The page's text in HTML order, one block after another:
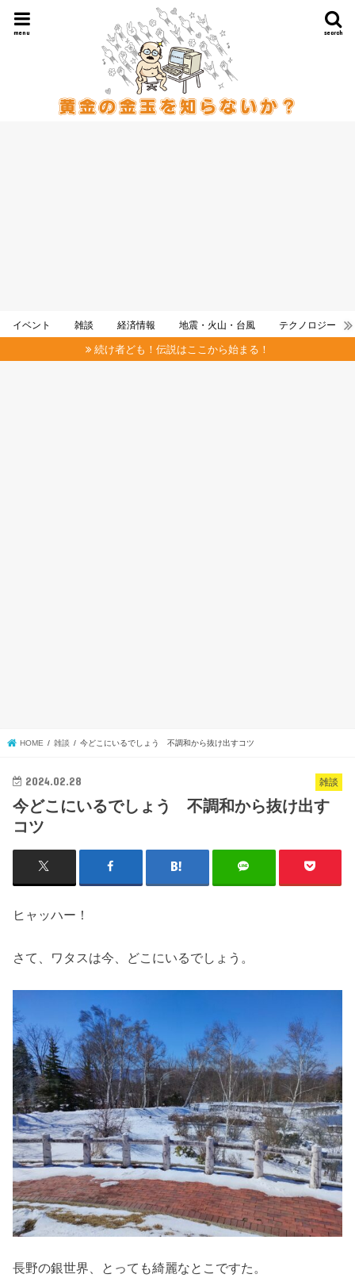
search
menu
イベント 雑談 経済情報 地震・火山・台風 テクノロジー
続け者ども！伝説はここから始まる！
HOME 雑談 今どこにいるでしょう 不調和から抜け出すコツ
雑談
2024.02.28
今どこにいるでしょう 不調和から抜け出す
コツ
ヒャッハー！
さて、ワタスは今、どこにいるでしょう。
長野の銀世界、とっても綺麗なとこですた。